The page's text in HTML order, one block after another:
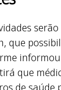
que
que
de saúde